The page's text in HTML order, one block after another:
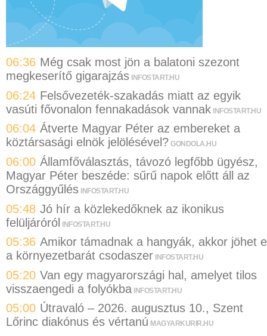
06:36 Még csak most jön a balatoni szezont
megkeserítő gigarajzás INFOSTART.HU
06:24 Felsővezeték-szakadás miatt az egyik
vasúti fővonalon fennakadások vannak INFOSTART.HU
06:04 Átverte Magyar Péter az embereket a
köztársasági elnök jelölésével? GONDOLA.HU
06:00 Államfőválasztás, távozó legfőbb ügyész,
Magyar Péter beszéde: sűrű napok előtt áll az
Országgyűlés INFOSTART.HU
05:48 Jó hír a közlekedőknek az ikonikus
felüljáróról INFOSTART.HU
05:36 Amikor támadnak a hangyák, akkor jöhet
a környezetbarát csodaszer INFOSTART.HU
05:20 Van egy magyarországi hal, amelyet tilos
visszaengedi a folyókba INFOSTART.HU
05:00 Útravaló – 2026. augusztus 10., Szent
Lőrinc diakónus és vértanú MAGYARKURIR.HU